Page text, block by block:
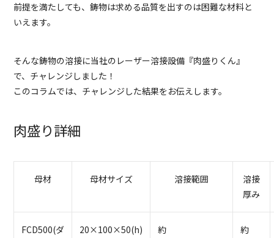
前提を満たしても、鋳物は求める品質を出すのは困難な材料と
いえます。
そんな鋳物の溶接に当社のレーザー溶接設備『肉盛りくん』
で、チャレンジしました！
このコラムでは、チャレンジした結果をお伝えします。
肉盛り詳細
母材 母材サイズ 溶接範囲
溶接
厚み
FCD500(ダ
20×100×50(h)
約
約